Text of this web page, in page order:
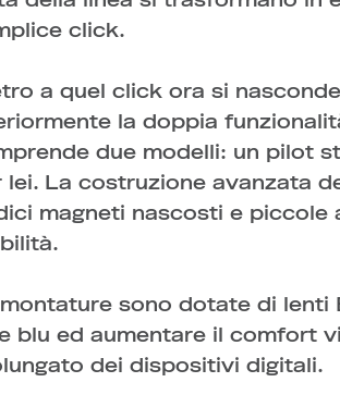
click.
a quel click ora si
la doppia
due modelli: un pilot
lei. La costruzione avanzata
magneti nascosti e piccole
montature sono dotate di
blu ed aumentare il comfort
dei dispositivi digitali.